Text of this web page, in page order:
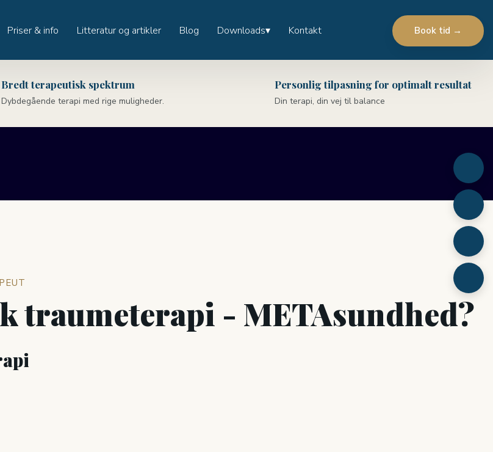
Priser & info Litteratur og artikler Blog Downloads▾ Kontakt Book tid​ →
Bredt terapeutisk spektrum
Dybdegående terapi med rige muligheder.
Personlig tilpasning for optimalt resultat
Din terapi, din vej til balance
traumeterapi - METAsundhed?